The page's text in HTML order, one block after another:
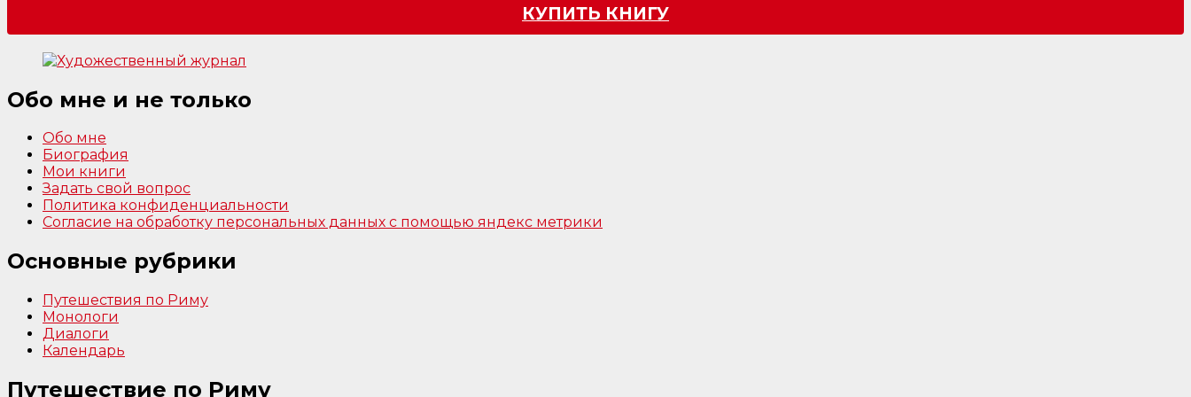
КУПИТЬ КНИГУ
Обо мне и не только
Обо мне
Биография
Мои книги
Задать свой вопрос
Политика конфиденциальности
Согласие на обработку персональных данных с помощью яндекс метрики
Основные рубрики
Путешествия по Риму
Монологи
Диалоги
Календарь
Путешествие по Риму